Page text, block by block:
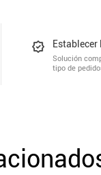
Solución
tipo de